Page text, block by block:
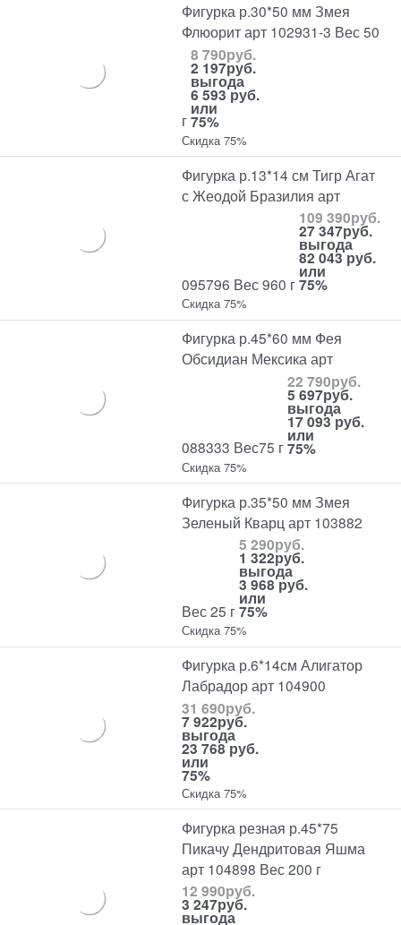
Фигурка р.30*50 мм Змея
Флюорит арт 102931-3 Вес 50
г
8 790руб.
2 197руб.
выгода
6 593 руб.
или
75%
Скидка 75%
Фигурка р.13*14 см Тигр Агат
с Жеодой Бразилия арт
095796 Вес 960 г
109 390руб.
27 347руб.
выгода
82 043 руб.
или
75%
Скидка 75%
Фигурка р.45*60 мм Фея
Обсидиан Мексика арт
088333 Вес75 г
22 790руб.
5 697руб.
выгода
17 093 руб.
или
75%
Скидка 75%
Фигурка р.35*50 мм Змея
Зеленый Кварц арт 103882
Вес 25 г
5 290руб.
1 322руб.
выгода
3 968 руб.
или
75%
Скидка 75%
Фигурка р.6*14см Алигатор
Лабрадор арт 104900
31 690руб.
7 922руб.
выгода
23 768 руб.
или
75%
Скидка 75%
Фигурка резная р.45*75
Пикачу Дендритовая Яшма
арт 104898 Вес 200 г
12 990руб.
3 247руб.
выгода